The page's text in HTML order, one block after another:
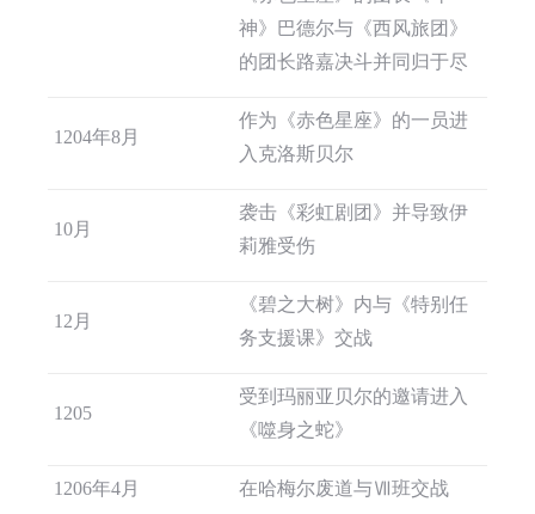
神》巴德尔与《西风旅团》
的团长路嘉决斗并同归于尽
1204年8月
作为《赤色星座》的一员进
入克洛斯贝尔
10月
袭击《彩虹剧团》并导致伊
莉雅受伤
12月
《碧之大树》内与《特别任
务支援课》交战
1205
受到玛丽亚贝尔的邀请进入
《噬身之蛇》
1206年4月 在哈梅尔废道与Ⅶ班交战